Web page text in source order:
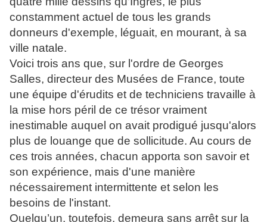
constamment actuel de tous les grands
donneurs d'exemple, léguait, en mourant, à sa
ville natale.
Voici trois ans que, sur l'ordre de Georges
Salles, directeur des Musées de France, toute
une équipe d'érudits et de techniciens travaille à
la mise hors péril de ce trésor vraiment
inestimable auquel on avait prodigué jusqu'alors
plus de louange que de sollicitude. Au cours de
ces trois années, chacun apporta son savoir et
son expérience, mais d'une manière
nécessairement intermittente et selon les
besoins de l'instant.
Quelqu’un, toutefois, demeura sans arrêt sur la